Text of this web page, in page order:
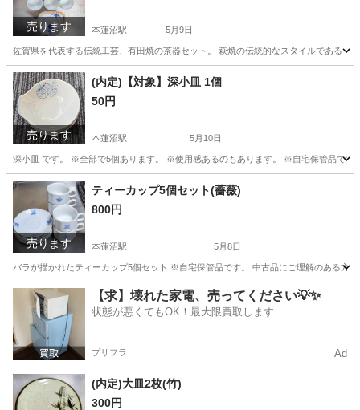
売ります 本蓮沼駅 5月9日
佐賀県を代表する伝統工芸、有田焼の茶器セット。 萩焼の伝統的なスタイルである
東京 板橋区 本蓮沼駅 食器 セット
売ります
(内定)【対象】深小皿 1個
50円
本蓮沼駅 5月10日
深小皿 です。 ※全部で5個あります。 ※使用感あるのもあります。 ※自宅保管品です
東京 板橋区 本蓮沼駅 生活雑貨 セット
売ります
ティーカップ5個セット(薔薇)
800円
本蓮沼駅 5月8日
バラが描かれたティーカップ5個セット ※自宅保管品です。 中古品にご理解のある方
東京 板橋区 本蓮沼駅 食器 ティーカップ
【求】壊れた家電、売ってください💡✨
状態が悪くてもOK！最大限買取します
プリフラ Ad
(内定)大皿2枚(竹)
300円